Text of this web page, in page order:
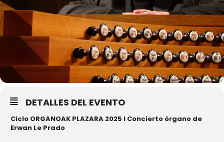
DETALLES DEL EVENTO
Ciclo ORGANOAK PLAZARA 2025 I Concierto órgano de
Erwan Le Prado